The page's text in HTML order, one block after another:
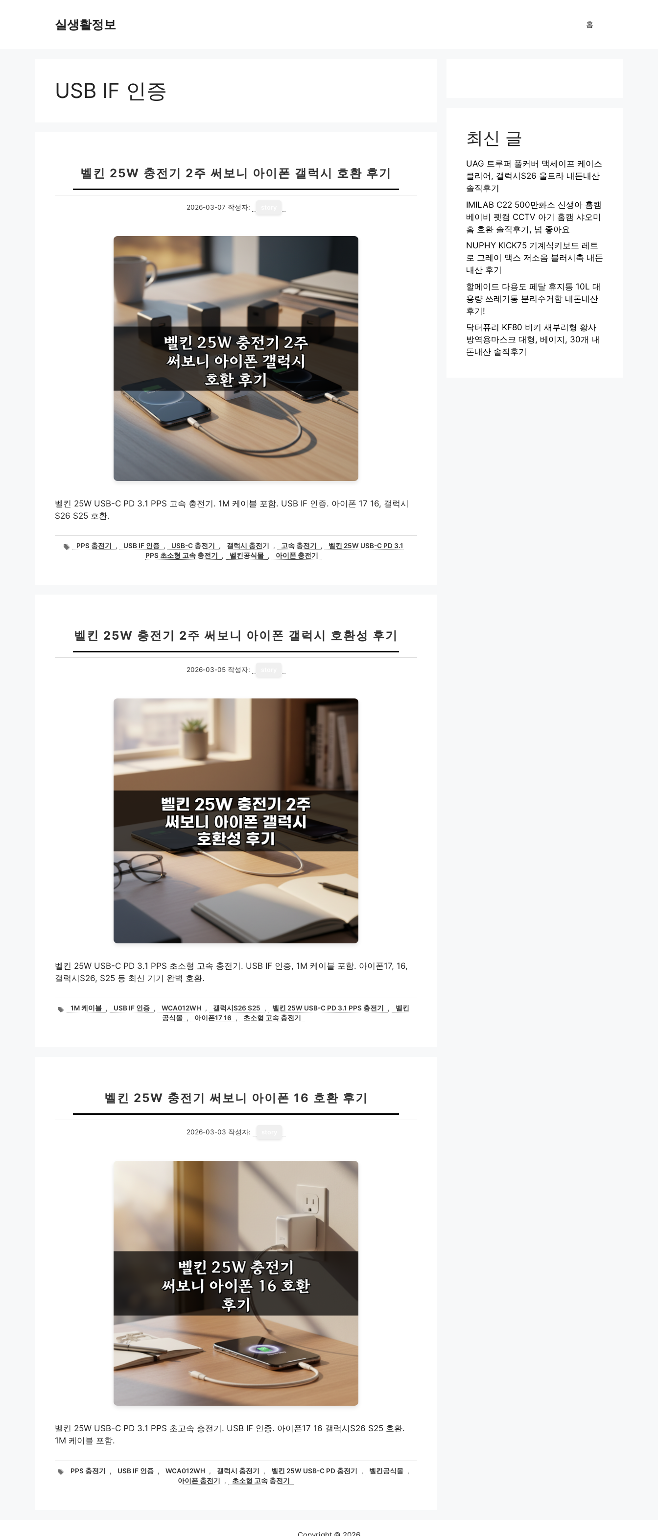
실생활정보 홈
USB IF 인증
벨킨 25W 충전기 2주 써보니 아이폰 갤럭시 호환 후기
2026-03-07 작성자:
벨킨 25W USB-C PD 3.1 PPS 고속 충전기. 1M 케이블 포함. USB IF 인증. 아이폰 17 16, 갤럭시
S26 S25 호환.
태PPS 충전기 , USB IF 인증 , USB-C 충전기 , 갤럭시 충전기 , 고속 충전기 ,
벨킨 25W USB-C PD 3.1
PPS 초소형 고속 충전기
, 벨킨공식몰 , 아이폰 충전기
벨킨 25W 충전기 2주 써보니 아이폰 갤럭시 호환성 후기
2026-03-05 작성자:
벨킨 25W USB-C PD 3.1 PPS 초소형 고속 충전기. USB IF 인증, 1M 케이블 포함. 아이폰17, 16,
갤럭시S26, S25 등 최신 기기 완벽 호환.
태1M 케이블 , USB IF 인증 , WCA012WH , 갤럭시S26 S25 , 벨킨 25W USB-C PD 3.1 PPS 충전기 ,
벨킨
공식몰 , 아이폰17 16 , 초소형 고속 충전기
벨킨 25W 충전기 써보니 아이폰 16 호환 후기
2026-03-03 작성자:
벨킨 25W USB-C PD 3.1 PPS 초고속 충전기. USB IF 인증. 아이폰17 16 갤럭시S26 S25 호환.
1M 케이블 포함.
태PPS 충전기 , USB IF 인증 , WCA012WH , 갤럭시 충전기 , 벨킨 25W USB-C PD 충전기 , 벨킨공식몰 ,
아이폰 충전기
, 초소형 고속 충전기
최신 글
UAG 트루퍼 풀커버 맥세이프 케이스
클리어, 갤럭시S26 울트라 내돈내산
솔직후기
IMILAB C22 500만화소 신생아 홈캠
베이비 펫캠 CCTV 아기 홈캠 샤오미
홈 호환 솔직후기, 넘 좋아요
NUPHY KICK75 기계식키보드 레트
로 그레이 맥스 저소음 블러시축 내돈
내산 후기
할메이드 다용도 페달 휴지통 10L 대
용량 쓰레기통 분리수거함 내돈내산
후기!
닥터퓨리 KF80 비키 새부리형 황사
방역용마스크 대형, 베이지, 30개 내
돈내산 솔직후기